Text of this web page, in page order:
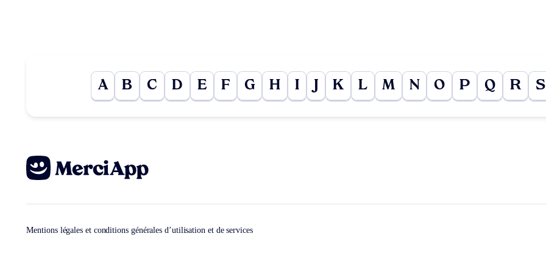
A B C D E F G H I J K L M N O P Q R S
Mentions légales et conditions générales d’utilisation et de services